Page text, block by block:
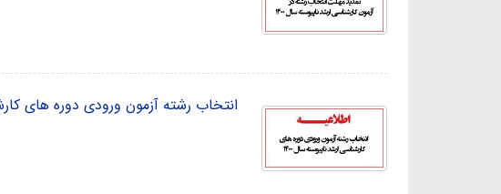
انتخاب رشته آزمون ورودی دوره های